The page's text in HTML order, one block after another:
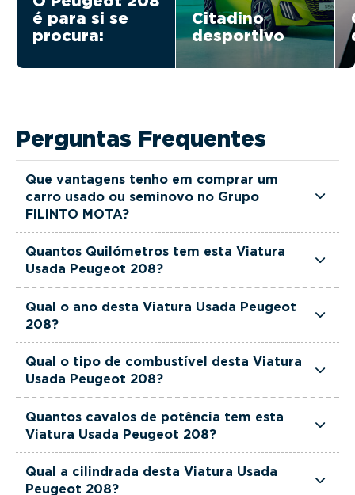
é para si se
procura:
Citadino
desportivo
Perguntas Frequentes
Que vantagens tenho em comprar um
carro usado ou seminovo no Grupo
FILINTO MOTA?
FILINTO MOTA são rigorosamente selecionadas
quilómetros reais garantidos. Além disso, dispõe
de uma equipa de gestores comerciais dedicada,
pronta a ajudá-lo a encontrar a viatura que
melhor se adapta às suas necessidades e ao seu
orçamento.
Quantos Quilómetros tem esta Viatura
Usada Peugeot 208?
actualmente 21000 km.
Qual o ano desta Viatura Usada Peugeot
208?
Qual o tipo de combustível desta Viatura
Usada Peugeot 208?
com uma motorização Gasolina.
Quantos cavalos de potência tem esta
Viatura Usada Peugeot 208?
de potência.
Qual a cilindrada desta Viatura Usada
Peugeot 208?